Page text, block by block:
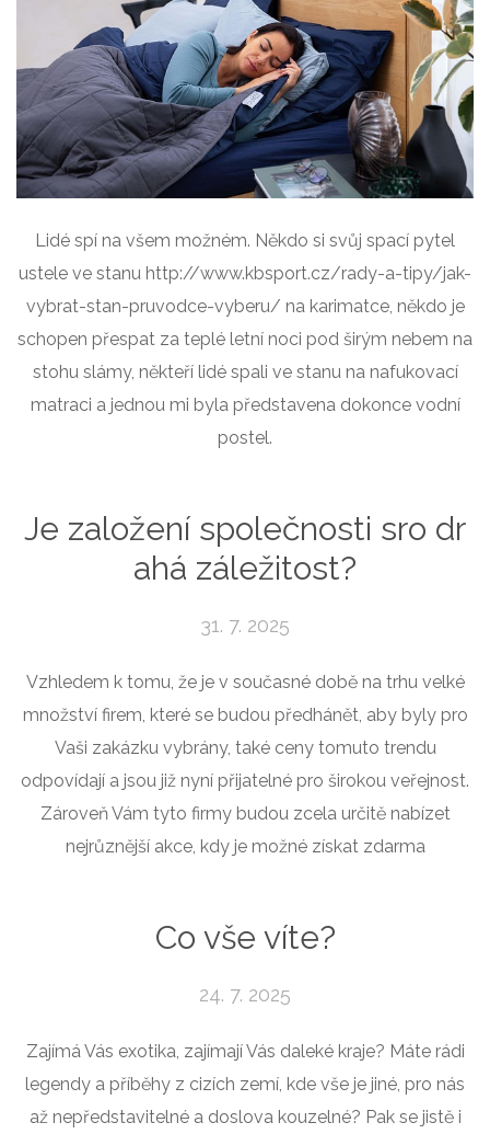
Lidé spí na všem možném. Někdo si svůj spací pytel
ustele ve stanu http://www.kbsport.cz/rady-a-tipy/jak-
vybrat-stan-pruvodce-vyberu/ na karimatce, někdo je
schopen přespat za teplé letní noci pod širým nebem na
stohu slámy, někteří lidé spali ve stanu na nafukovací
matraci a jednou mi byla představena dokonce vodní
postel.
Je založení společnosti sro dr
ahá záležitost?
31. 7. 2025
Vzhledem k tomu, že je v současné době na trhu velké
množství firem, které se budou předhánět, aby byly pro
Vaši zakázku vybrány, také ceny tomuto trendu
odpovídají a jsou již nyní přijatelné pro širokou veřejnost.
Zároveň Vám tyto firmy budou zcela určitě nabízet
nejrůznější akce, kdy je možné získat zdarma
Co vše víte?
24. 7. 2025
Zajímá Vás exotika, zajímají Vás daleké kraje? Máte rádi
legendy a příběhy z cizích zemí, kde vše je jiné, pro nás
až nepředstavitelné a doslova kouzelné? Pak se jistě i